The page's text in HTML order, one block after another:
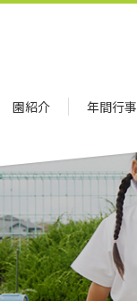
園紹介 年間行事